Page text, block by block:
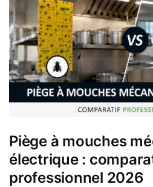
Piège à mouches
électrique :
professionnel 2026